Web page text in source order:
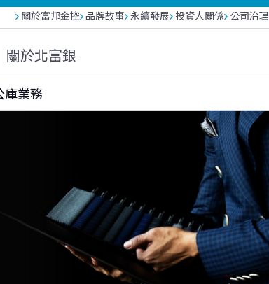
富邦現代人壽
台北富邦銀行
富邦基金(香港)
關於富邦金控 品牌故事 永續發展 投資人關係 公司治理
關於北富銀
庫業務